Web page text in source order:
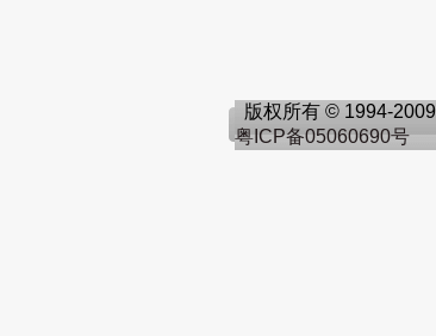
版权所有 © 1994-
粤ICP备05060690号